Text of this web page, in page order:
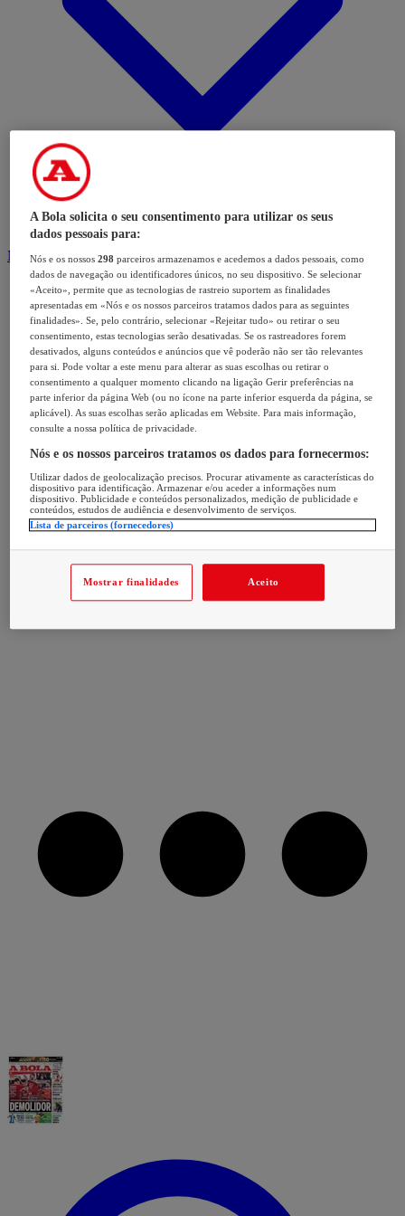
Modalidades
A Bola solicita o seu consentimento para utilizar os seus
dados pessoais para:
Nós e os nossos298 parceiros armazenamos e acedemos a dados pessoais, como
dados de navegação ou identificadores únicos, no seu dispositivo. Se selecionar
«Aceito», permite que as tecnologias de rastreio suportem as finalidades
apresentadas em «Nós e os nossos parceiros tratamos dados para as seguintes
finalidades». Se, pelo contrário, selecionar «Rejeitar tudo» ou retirar o seu
consentimento, estas tecnologias serão desativadas. Se os rastreadores forem
desativados, alguns conteúdos e anúncios que vê poderão não ser tão relevantes
para si. Pode voltar a este menu para alterar as suas escolhas ou retirar o
consentimento a qualquer momento clicando na ligação Gerir preferências na
parte inferior da página Web (ou no ícone na parte inferior esquerda da página, se
aplicável). As suas escolhas serão aplicadas em Website. Para mais informação,
consulte a nossa política de privacidade.
Nós e os nossos parceiros tratamos os dados para fornecermos:
Utilizar dados de geolocalização precisos. Procurar ativamente as características do
dispositivo para identificação. Armazenar e/ou aceder a informações num
dispositivo. Publicidade e conteúdos personalizados, medição de publicidade e
conteúdos, estudos de audiência e desenvolvimento de serviços.
Lista de parceiros (fornecedores)
Mostrar finalidades Aceito